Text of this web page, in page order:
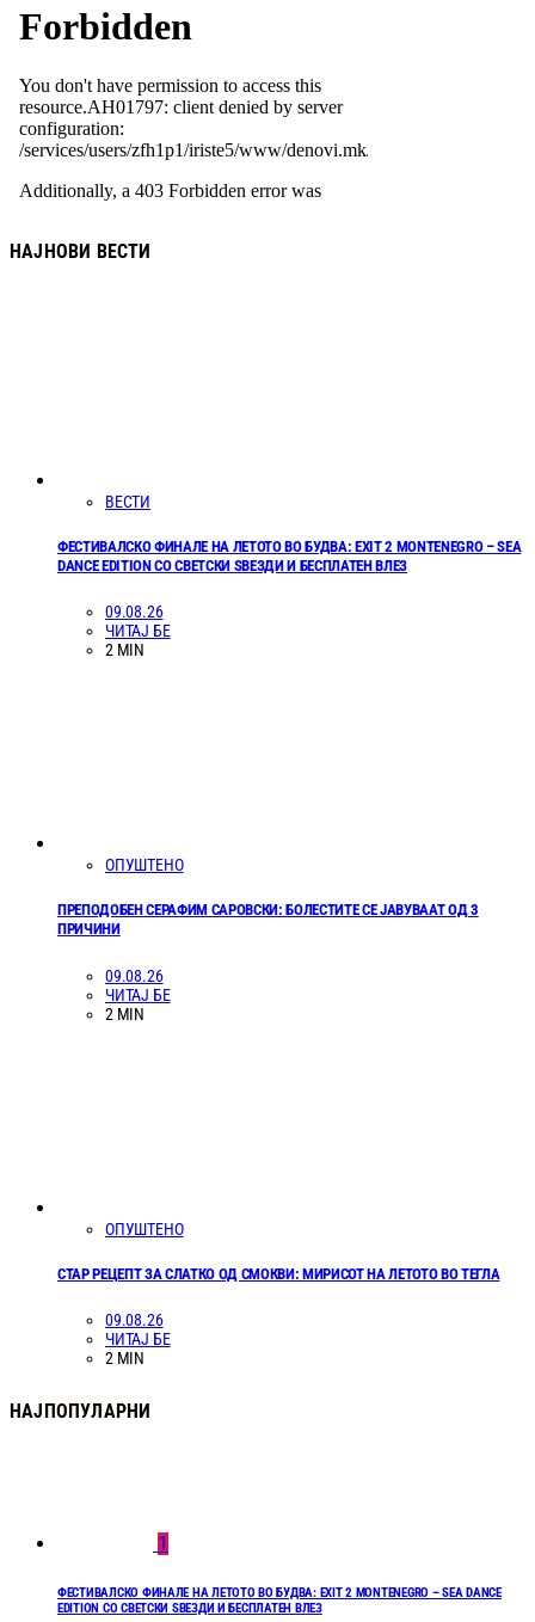
НАЈНОВИ ВЕСТИ
ВЕСТИ
ФЕСТИВАЛСКО ФИНАЛЕ НА ЛЕТОТО ВО БУДВА: EXIT 2 MONTENEGRO – SEA
DANCE EDITION СО СВЕТСКИ ЅВЕЗДИ И БЕСПЛАТЕН ВЛЕЗ
09.08.26
ЧИТАЈ БЕ
2 MIN
ОПУШТЕНО
ПРЕПОДОБЕН СЕРАФИМ САРОВСКИ: БОЛЕСТИТЕ СЕ ЈАВУВААТ ОД 3
ПРИЧИНИ
09.08.26
ЧИТАЈ БЕ
2 MIN
ОПУШТЕНО
СТАР РЕЦЕПТ ЗА СЛАТКО ОД СМОКВИ: МИРИСОТ НА ЛЕТОТО ВО ТЕГЛА
09.08.26
ЧИТАЈ БЕ
2 MIN
НАЈПОПУЛАРНИ
1
ФЕСТИВАЛСКО ФИНАЛЕ НА ЛЕТОТО ВО БУДВА: EXIT 2 MONTENEGRO – SEA DANCE
EDITION СО СВЕТСКИ ЅВЕЗДИ И БЕСПЛАТЕН ВЛЕЗ